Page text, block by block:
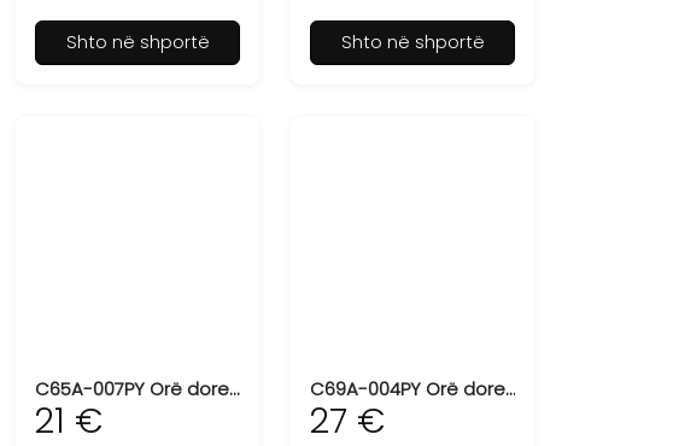
Shto në shportë Shto në shportë
C65A-007PY Orë dore për femra Q&Q
21 €
C69A-004PY Orë dore për femra Q&Q
27 €